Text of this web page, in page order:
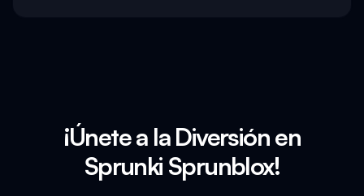
¡Únete a la Diversión en
Sprunki Sprunblox!